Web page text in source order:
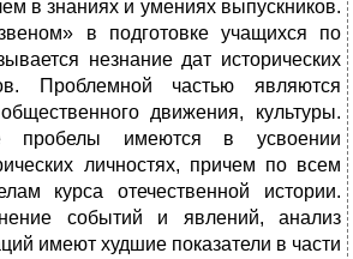
в знаниях и умениях выпускников.
в подготовке учащихся по
незнание дат исторических
Проблемной частью являются
движения, культуры.
пробелы имеются в усвоении
личностях, причем по всем
курса отечественной истории.
событий и явлений, анализ
имеют худшие показатели в части